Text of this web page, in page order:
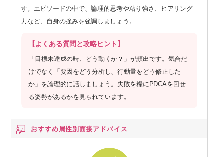
す。エピソードの中で、論理的思考や粘り強さ、ヒアリング
力など、自身の強みを強調しましょう。
【よくある質問と攻略ヒント】
「目標未達成の時、どう動くか？」が頻出です。気合だ
けでなく「要因をどう分析し、行動量をどう修正した
か」を論理的に話しましょう。失敗を糧にPDCAを回せ
る姿勢があるかを見られています。
おすすめ属性別面接アドバイス